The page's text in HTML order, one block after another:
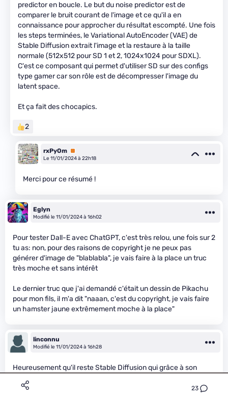
23
predictor en boucle. Le but du noise predictor est de
comparer le bruit courant de l'image et ce qu'il a en
connaissance pour approcher du résultat escompté. Une fois
les steps terminées, le Variational AutoEncoder (VAE) de
Stable Diffusion extrait l'image et la restaure à la taille
normale (512x512 pour SD 1 et 2, 1024x1024 pour SDXL).
C'est ce composant qui permet d'utiliser SD sur des configs
type gamer car son rôle est de décompresser l'image du
latent space.
Et ça fait des chocapics.
2
rxPyOm Premium
Le 11/01/2024 à 22h18
Merci pour ce résumé !
Eglyn
Modifié le 11/01/2024 à 16h02
Pour tester Dall-E avec ChatGPT, c'est très relou, une fois sur 2
tu as: non, pour des raisons de copyright je ne peux pas
générer d'image de "blablabla", je vais faire à la place un truc
très moche et sans intérêt
Le dernier truc que j'ai demandé c'était un dessin de Pikachu
pour mon fils, il m'a dit "naaan, c'est du copyright, je vais faire
un hamster jaune extrêmement moche à la place"
linconnu
Modifié le 11/01/2024 à 16h28
Heureusement qu'il reste Stable Diffusion qui grâce à son
copyrights.